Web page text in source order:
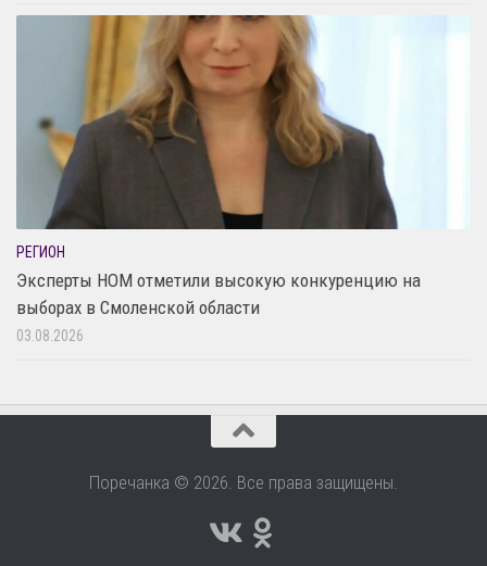
РЕГИОН
Эксперты НОМ отметили высокую конкуренцию на
выборах в Смоленской области
03.08.2026
Поречанка © 2026. Все права защищены.